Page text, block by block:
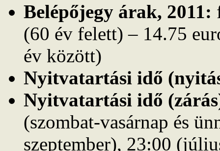
Belépőjegy árak, 2011:
(60 év felett) – 14.75
év között)
Nyitvatartási idő
Nyitvatartási idő
(szombat-vasárnap és
szeptember), 23:00